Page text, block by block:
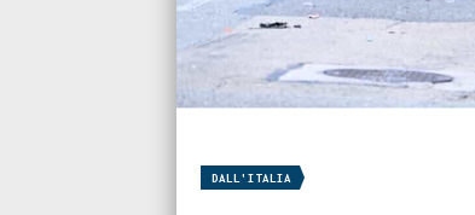
DALL'ITALIA